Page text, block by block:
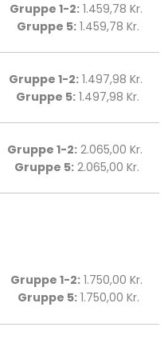
Gruppe 1-2:1.459,78 Kr.
Gruppe 5:1.459,78 Kr. ​​​
Gruppe 1-2:1.497,98 Kr.
Gruppe 5:1.497,98 Kr. ​​​
Gruppe 1-2:2.065,00 Kr.
Gruppe 5:2.065,00 Kr. ​​​
Gruppe 1-2:1.750,00 Kr.
Gruppe 5:1.750,00 Kr. ​​​